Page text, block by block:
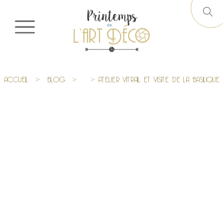
ACCUEIL > BLOG > > ATELIER VITRAIL ET VISITE DE LA BASILIQUE